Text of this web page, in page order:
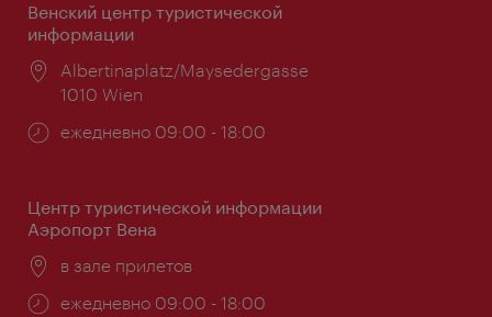
Венский центр туристической
информации
Расположение:
Albertinaplatz/Maysedergasse
1010 Wien
Часы
ежедневно 09:00 - 18:00
Центр туристической информации
Аэропорт Вена
Расположение:
в зале прилетов
Часы
ежедневно 09:00 - 18:00